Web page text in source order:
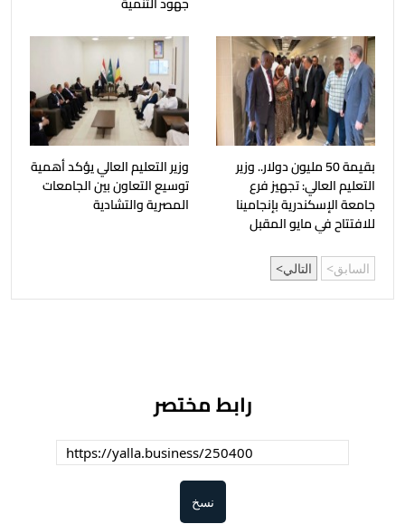
بقيمة 50 مليون دولار.. وزير
التعليم العالي: تجهيز فرع
جامعة الإسكندرية بإنجامينا
للافتتاح في مايو المقبل
وزير التعليم العالي يؤكد أهمية
توسيع التعاون بين الجامعات
المصرية والتشادية
السابق التالي
رابط مختصر
نسخ